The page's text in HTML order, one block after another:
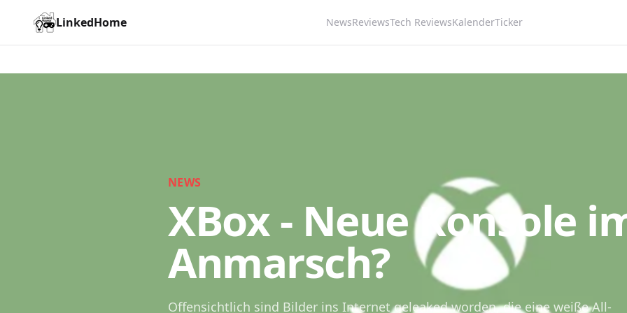
LinkedHome NewsReviewsTech ReviewsKalenderTicker
NEWS
XBox - Neue Konsole
Anmarsch?
Offensichtlich sind Bilder ins Internet geleaked worden, die eine weiße All-